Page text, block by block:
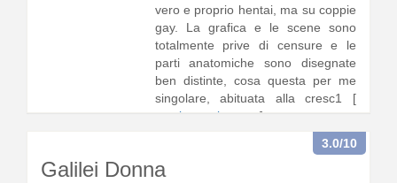
vero e proprio hentai, ma su coppie
gay. La grafica e le scene sono
totalmente prive di censure e le
parti anatomiche sono disegnate
ben distinte, cosa questa per me
singolare, abituata alla cresc1 [
continua a leggere]
Galilei Donna
3.0/10